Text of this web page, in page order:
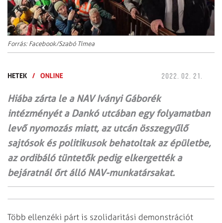
Forrás: Facebook/Szabó Tímea
HETEK / ONLINE 2022. 02. 21.
Hiába zárta le a NAV Iványi Gáborék
intézményét a Dankó utcában egy folyamatban
levő nyomozás miatt, az utcán összegyűlő
sajtósok és politikusok behatoltak az épületbe,
az ordibáló tüntetők pedig elkergették a
bejáratnál őrt álló NAV-munkatársakat.
Több ellenzéki párt is szolidaritási demonstrációt